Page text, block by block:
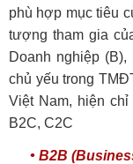
phù hợp mục tiêu
tượng tham gia
Doanh nghiệp
chủ yếu trong
Việt Nam, hiện
B2C, C2C
• B2B